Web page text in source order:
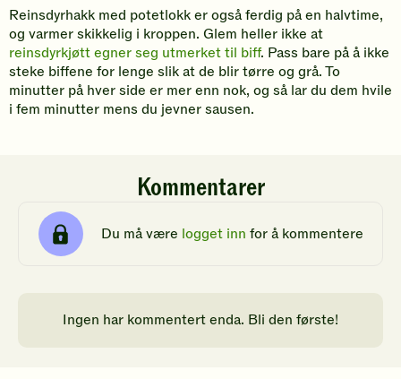
Reinsdyrhakk med potetlokk er også ferdig på en halvtime,
og varmer skikkelig i kroppen. Glem heller ikke at
reinsdyrkjøtt egner seg utmerket til biff. Pass bare på å ikke
steke biffene for lenge slik at de blir tørre og grå. To
minutter på hver side er mer enn nok, og så lar du dem hvile
i fem minutter mens du jevner sausen.
Kommentarer
Du må være logget inn for å kommentere
Ingen har kommentert enda. Bli den første!